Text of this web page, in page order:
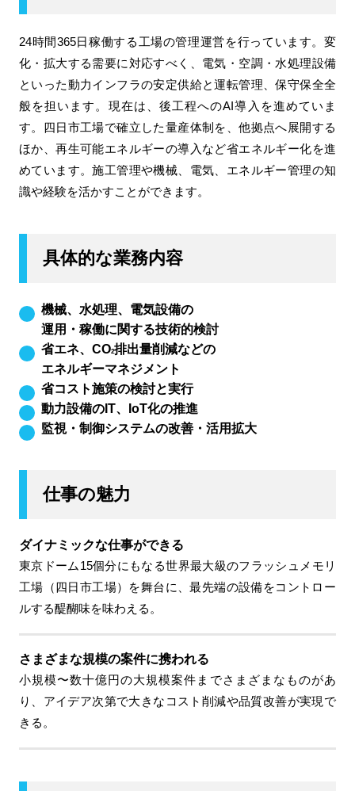
24時間365日稼働する工場の管理運営を行っています。変
化・拡大する需要に対応すべく、電気・空調・水処理設備
といった動力インフラの安定供給と運転管理、保守保全全
般を担います。現在は、後工程へのAI導入を進めていま
す。四日市工場で確立した量産体制を、他拠点へ展開する
ほか、再生可能エネルギーの導入など省エネルギー化を進
めています。施工管理や機械、電気、エネルギー管理の知
識や経験を活かすことができます。
具体的な業務内容
機械、水処理、電気設備の
運用・稼働に関する技術的検討
省エネ、CO2排出量削減などの
エネルギーマネジメント
省コスト施策の検討と実行
動力設備のIT、IoT化の推進
監視・制御システムの改善・活用拡大
仕事の魅力
仕事の魅力
ダイナミックな仕事ができる
東京ドーム15個分にもなる世界最大級のフラッシュメモリ
工場（四日市工場）を舞台に、最先端の設備をコントロー
ルする醍醐味を味わえる。
さまざまな規模の案件に携われる
小規模〜数十億円の大規模案件までさまざまなものがあ
り、アイデア次第で大きなコスト削減や品質改善が実現で
きる。